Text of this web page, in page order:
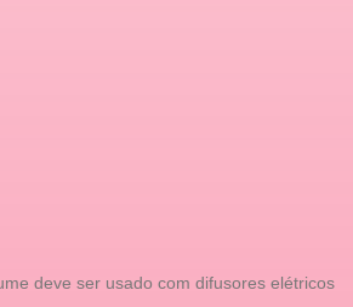
deve ser usado com difusores elétricos